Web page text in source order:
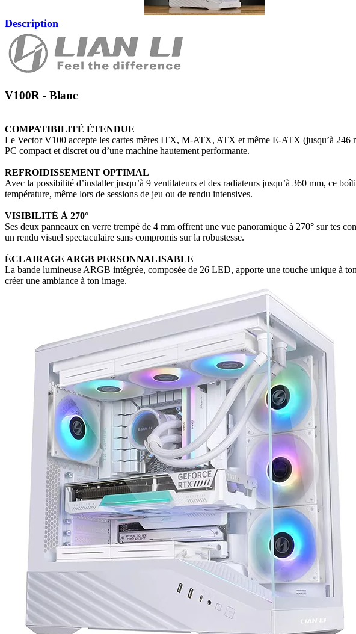
Description
V100R - Blanc
COMPATIBILITÉ ÉTENDUE
Le Vector V100 accepte les cartes mères ITX, M-ATX, ATX et même E-ATX (jusqu’à 246
PC compact et discret ou d’une machine hautement performante.
REFROIDISSEMENT OPTIMAL
Avec la possibilité d’installer jusqu’à 9 ventilateurs et des radiateurs jusqu’à 360 mm, ce
température, même lors de sessions de jeu ou de rendu intensives.
VISIBILITÉ À 270°
Ses deux panneaux en verre trempé de 4 mm offrent une vue panoramique à 270° sur tes
un rendu visuel spectaculaire sans compromis sur la robustesse.
ÉCLAIRAGE ARGB PERSONNALISABLE
La bande lumineuse ARGB intégrée, composée de 26 LED, apporte une touche unique à
créer une ambiance à ton image.